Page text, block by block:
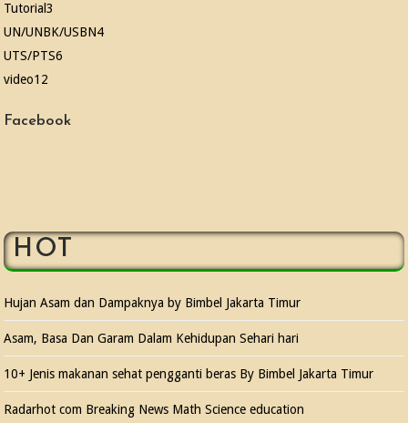
Tutorial3
UN/UNBK/USBN4
UTS/PTS6
video12
Facebook
HOT
Hujan Asam dan Dampaknya by Bimbel Jakarta Timur
Asam, Basa Dan Garam Dalam Kehidupan Sehari hari
10+ Jenis makanan sehat pengganti beras By Bimbel Jakarta Timur
Radarhot com Breaking News Math Science education